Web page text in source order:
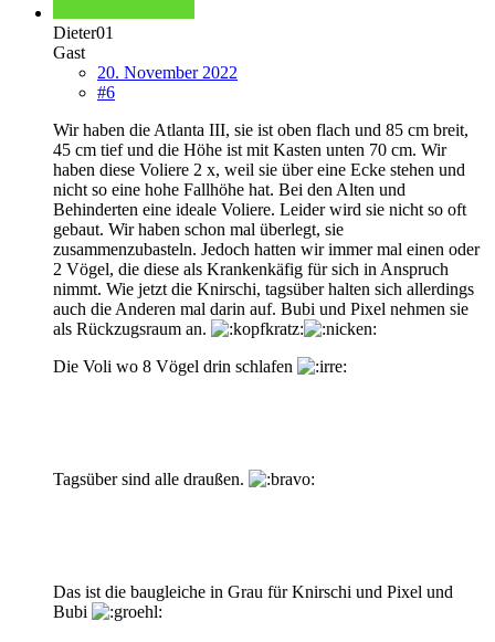
Dieter01
Gast
20. November 2022
#6
Wir haben die Atlanta III, sie ist oben flach und 85 cm breit,
45 cm tief und die Höhe ist mit Kasten unten 70 cm. Wir
haben diese Voliere 2 x, weil sie über eine Ecke stehen und
nicht so eine hohe Fallhöhe hat. Bei den Alten und
Behinderten eine ideale Voliere. Leider wird sie nicht so oft
gebaut. Wir haben schon mal überlegt, sie
zusammenzubasteln. Jedoch hatten wir immer mal einen oder
2 Vögel, die diese als Krankenkäfig für sich in Anspruch
nimmt. Wie jetzt die Knirschi, tagsüber halten sich allerdings
auch die Anderen mal darin auf. Bubi und Pixel nehmen sie
als Rückzugsraum an.
Die Voli wo 8 Vögel drin schlafen
Tagsüber sind alle draußen.
Das ist die baugleiche in Grau für Knirschi und Pixel und
Bubi